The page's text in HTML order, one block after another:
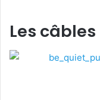
Les